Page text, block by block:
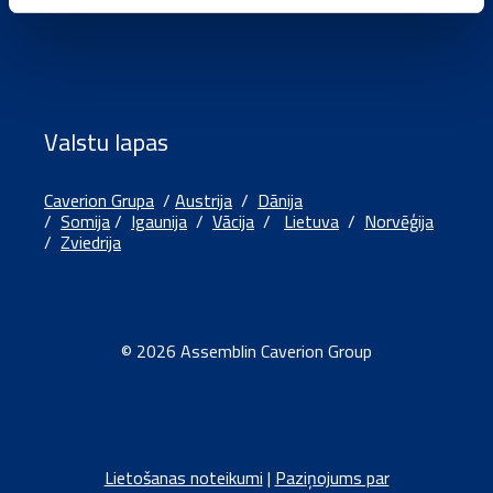
Valstu lapas
Caverion Grupa /Austrija / Dānija
/ Somija/ Igaunija / Vācija / Lietuva / Norvēģija
/ Zviedrija
© 2026 Assemblin Caverion Group
Lietošanas noteikumi|Paziņojums par